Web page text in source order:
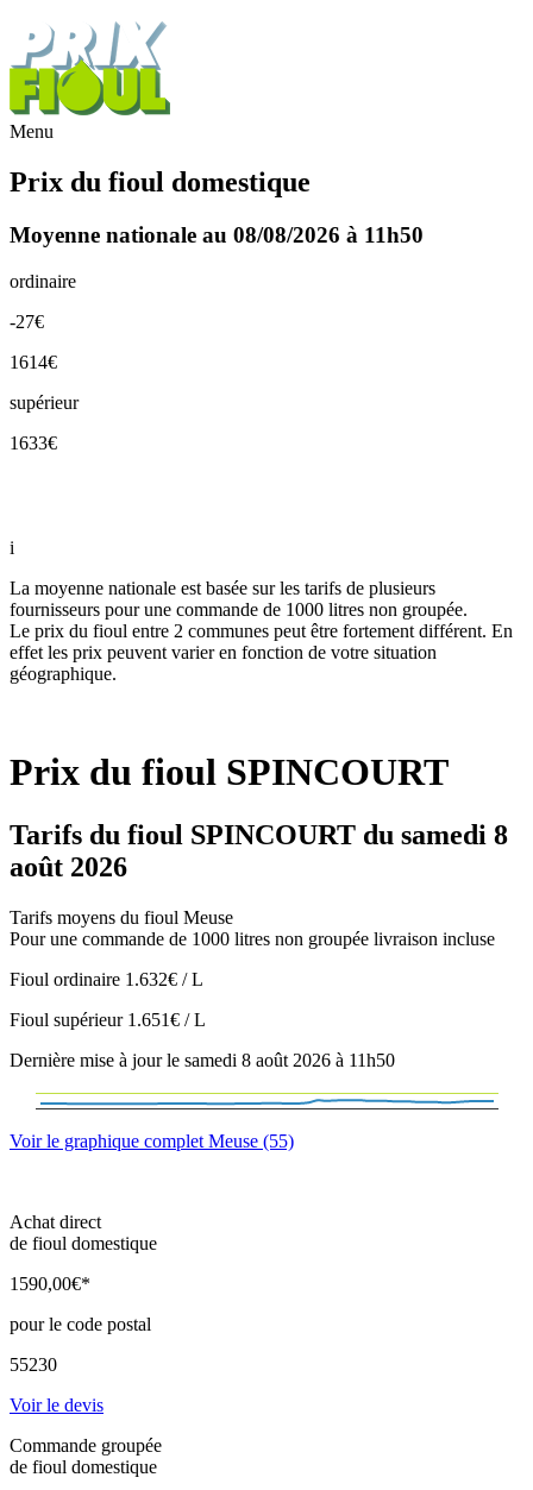
Menu
Prix du fioul domestique
Moyenne nationale au 08/08/2026 à 11h50
ordinaire
-27€
1614€
supérieur
1633€
i
La moyenne nationale est basée sur les tarifs de plusieurs
fournisseurs pour une commande de 1000 litres non groupée.
Le prix du fioul entre 2 communes peut être fortement différent. En
effet les prix peuvent varier en fonction de votre situation
géographique.
Prix du fioul SPINCOURT
Tarifs du fioul SPINCOURT du samedi 8
août 2026
Tarifs moyens du fioul Meuse
Pour une commande de 1000 litres non groupée livraison incluse
Fioul ordinaire 1.632€ / L
Fioul supérieur 1.651€ / L
Dernière mise à jour le samedi 8 août 2026 à 11h50
Voir le graphique complet Meuse (55)
Achat direct
de fioul domestique
1590,00€*
pour le code postal
55230
Voir le devis
Commande groupée
de fioul domestique